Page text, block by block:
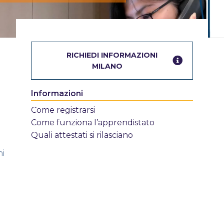
RICHIEDI INFORMAZIONI
MILANO
Informazioni
Come registrarsi
Come funziona l’apprendistato
Quali attestati si rilasciano